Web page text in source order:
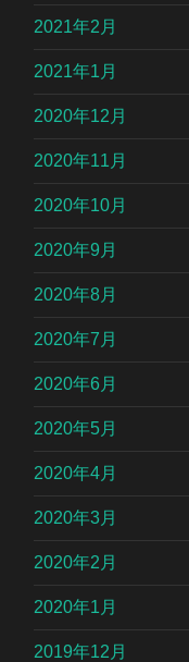
2021年2月
2021年1月
2020年12月
2020年11月
2020年10月
2020年9月
2020年8月
2020年7月
2020年6月
2020年5月
2020年4月
2020年3月
2020年2月
2020年1月
2019年12月